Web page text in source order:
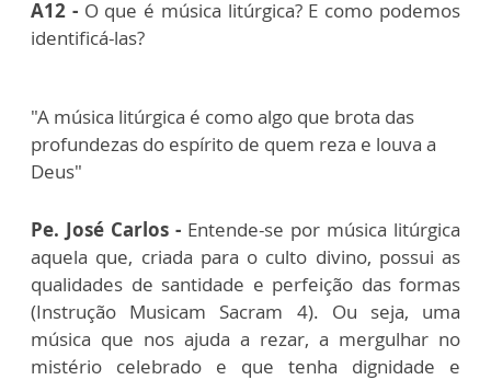
A12 -O que é música litúrgica? E como podemos
identificá-las?
"A música litúrgica é como algo que brota das
profundezas do espírito de quem reza e louva a
Deus"
Pe. José Carlos - Entende-se por música litúrgica
aquela que, criada para o culto divino, possui as
qualidades de santidade e perfeição das formas
(Instrução Musicam Sacram 4). Ou seja, uma
música que nos ajuda a rezar, a mergulhar no
mistério celebrado e que tenha dignidade e